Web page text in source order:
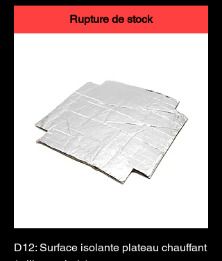
Rupture de stock
D12: Surface isolante plateau chauffant